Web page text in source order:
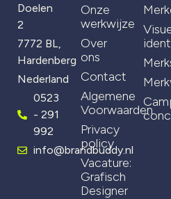
Doelen
2
7772 BL,
Hardenberg
Nederland
0523
- 291
992
info@brandbuddy.nl
Onze
werkwijze
Over
ons
Contact
Algemene
Voorwaarden
Privacy
policy
Vacature:
Grafisch
Designer